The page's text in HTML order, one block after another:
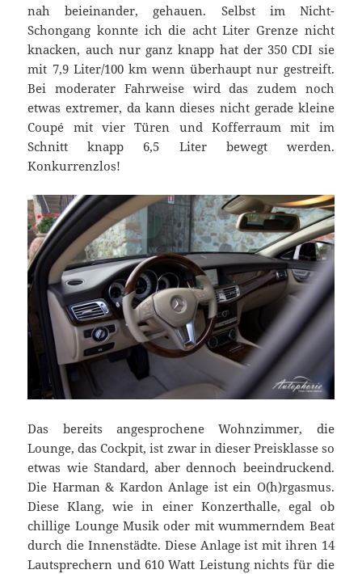
nah beieinander, gehauen. Selbst im Nicht-
Schongang konnte ich die acht Liter Grenze nicht
knacken, auch nur ganz knapp hat der 350 CDI sie
mit 7,9 Liter/100 km wenn überhaupt nur gestreift.
Bei moderater Fahrweise wird das zudem noch
etwas extremer, da kann dieses nicht gerade kleine
Coupé mit vier Türen und Kofferraum mit im
Schnitt knapp 6,5 Liter bewegt werden.
Konkurrenzlos!
Das bereits angesprochene Wohnzimmer, die
Lounge, das Cockpit, ist zwar in dieser Preisklasse so
etwas wie Standard, aber dennoch beeindruckend.
Die Harman & Kardon Anlage ist ein O(h)rgasmus.
Diese Klang, wie in einer Konzerthalle, egal ob
chillige Lounge Musik oder mit wummerndem Beat
durch die Innenstädte. Diese Anlage ist mit ihren 14
Lautsprechern und 610 Watt Leistung nichts für die